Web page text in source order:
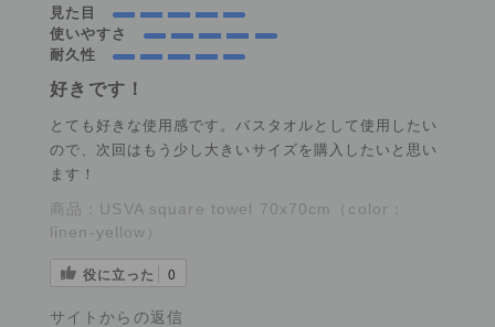
見た目
使いやすさ
耐久性
好きです！
とても好きな使用感です。バスタオルとして使用したい
ので、次回はもう少し大きいサイズを購入したいと思い
ます！
商品： USVA square towel 70x70cm（color：
linen-yellow）
役に立った 0
サイトからの返信